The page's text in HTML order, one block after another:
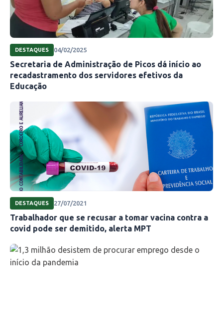
DESTAQUES 04/02/2025
Secretaria de Administração de Picos dá início ao
recadastramento dos servidores efetivos da
Educação
DESTAQUES 27/07/2021
Trabalhador que se recusar a tomar vacina contra a
covid pode ser demitido, alerta MPT